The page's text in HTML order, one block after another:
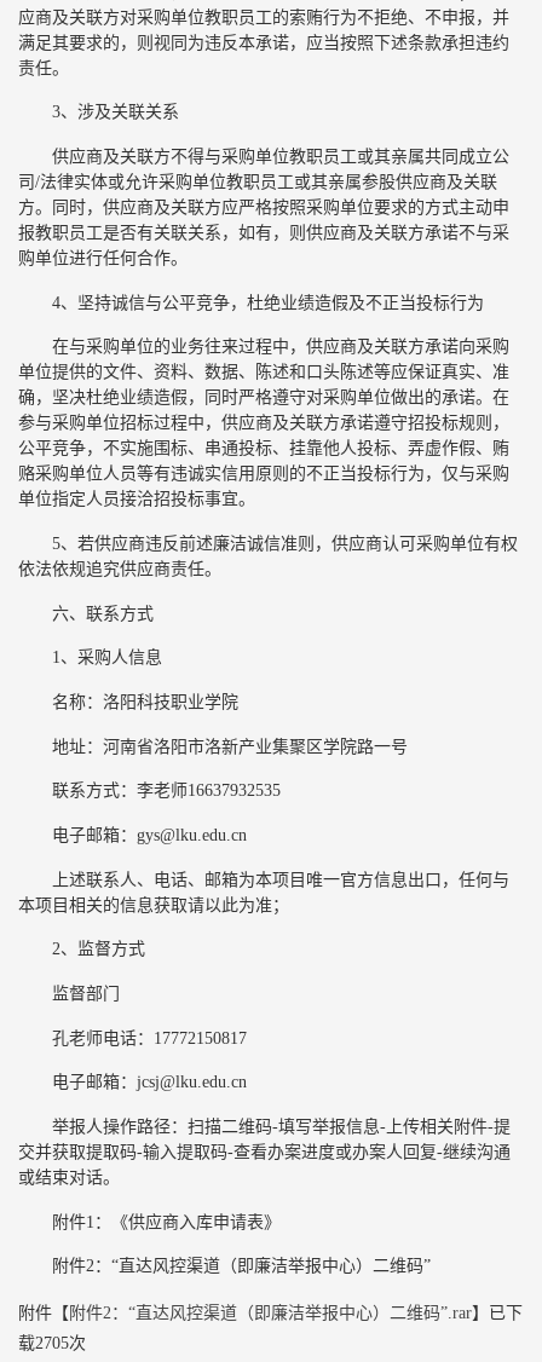
应商及关联方对采购单位教职员工的索贿行为不拒绝、不申报，并
满足其要求的，则视同为违反本承诺，应当按照下述条款承担违约
责任。
3、涉及关联关系
供应商及关联方不得与采购单位教职员工或其亲属共同成立公
司/法律实体或允许采购单位教职员工或其亲属参股供应商及关联
方。同时，供应商及关联方应严格按照采购单位要求的方式主动申
报教职员工是否有关联关系，如有，则供应商及关联方承诺不与采
购单位进行任何合作。
4、坚持诚信与公平竞争，杜绝业绩造假及不正当投标行为
在与采购单位的业务往来过程中，供应商及关联方承诺向采购
单位提供的文件、资料、数据、陈述和口头陈述等应保证真实、准
确，坚决杜绝业绩造假，同时严格遵守对采购单位做出的承诺。在
参与采购单位招标过程中，供应商及关联方承诺遵守招投标规则，
公平竞争，不实施围标、串通投标、挂靠他人投标、弄虚作假、贿
赂采购单位人员等有违诚实信用原则的不正当投标行为，仅与采购
单位指定人员接洽招投标事宜。
5、若供应商违反前述廉洁诚信准则，供应商认可采购单位有权
依法依规追究供应商责任。
六、联系方式
1、采购人信息
名称：洛阳科技职业学院
地址：河南省洛阳市洛新产业集聚区学院路一号
联系方式：李老师16637932535
电子邮箱：gys@lku.edu.cn
上述联系人、电话、邮箱为本项目唯一官方信息出口，任何与
本项目相关的信息获取请以此为准；
2、监督方式
监督部门
孔老师电话：17772150817
电子邮箱：jcsj@lku.edu.cn
举报人操作路径：扫描二维码-填写举报信息-上传相关附件-提
交并获取提取码-输入提取码-查看办案进度或办案人回复-继续沟通
或结束对话。
附件1：《供应商入库申请表》
附件2：“直达风控渠道（即廉洁举报中心）二维码”
附件【 附件2：“直达风控渠道（即廉洁举报中心）二维码”.rar】已下
载2705次